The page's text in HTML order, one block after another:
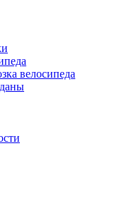
велосипеда